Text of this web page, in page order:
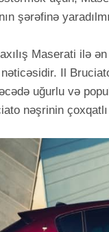
şərəfinə
Maserati ilə
nəticəsidir. Il
uğurlu və
nəşrinin